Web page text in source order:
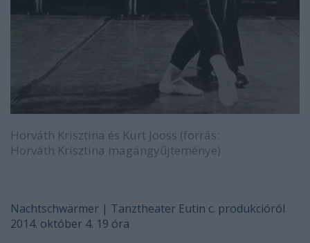
Horváth Krisztina és Kurt Jooss (forrás:
Horváth Krisztina magángyűjteménye)
Nachtschwärmer | Tanztheater Eutin c. produkcióról
2014. október 4. 19 óra